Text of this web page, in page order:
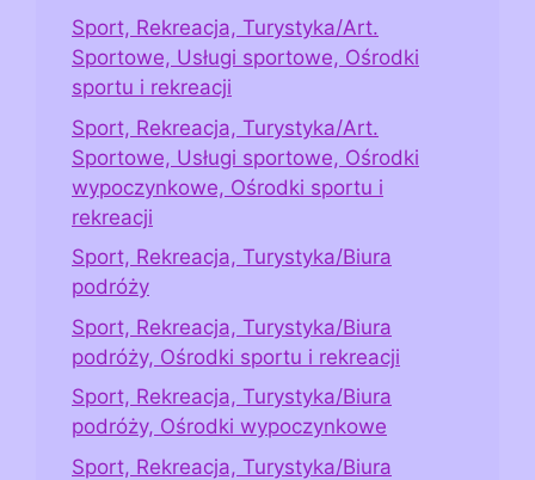
Sport, Rekreacja, Turystyka/Art.
Sportowe, Usługi sportowe, Ośrodki
sportu i rekreacji
Sport, Rekreacja, Turystyka/Art.
Sportowe, Usługi sportowe, Ośrodki
wypoczynkowe, Ośrodki sportu i
rekreacji
Sport, Rekreacja, Turystyka/Biura
podróży
Sport, Rekreacja, Turystyka/Biura
podróży, Ośrodki sportu i rekreacji
Sport, Rekreacja, Turystyka/Biura
podróży, Ośrodki wypoczynkowe
Sport, Rekreacja, Turystyka/Biura